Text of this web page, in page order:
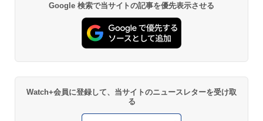
Google 検索で当サイトの記事を優先表示させる
Watch+会員に登録して、当サイトのニュースレターを受け取
る